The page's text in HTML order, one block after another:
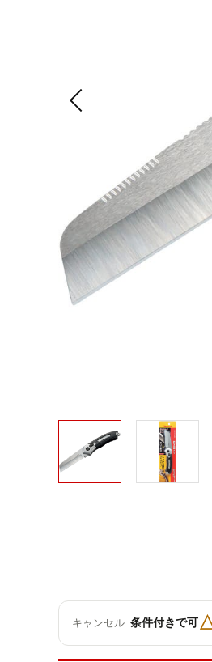
キャンセル 条件付きで可